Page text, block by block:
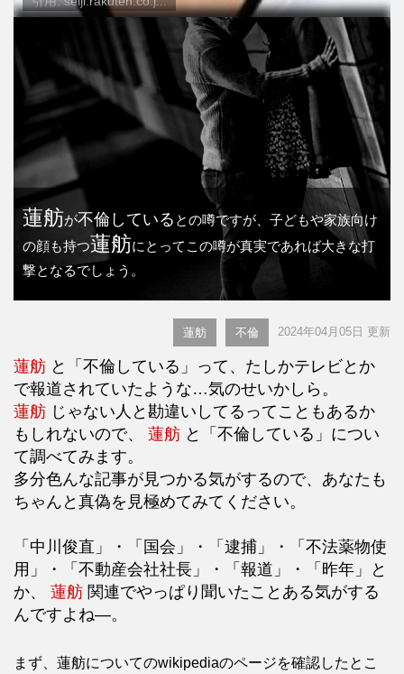
蓮舫が不倫している との噂ですが、子どもや家族向け
の顔も持つ蓮舫にとってこの噂が真実であれば大きな打
撃となるでしょう。
蓮舫 不倫 2024年04月05日 更新
蓮舫 と「不倫している」って、たしかテレビとか
で報道されていたような…気のせいかしら。
蓮舫 じゃない人と勘違いしてるってこともあるか
もしれないので、 蓮舫 と「不倫している」につい
て調べてみます。
多分色んな記事が見つかる気がするので、あなたも
ちゃんと真偽を見極めてみてください。
「中川俊直」・「国会」・「逮捕」・「不法薬物使
用」・「不動産会社社長」・「報道」・「昨年」と
か、 蓮舫 関連でやっぱり聞いたことある気がする
んですよね―。
まず、蓮舫についてのwikipediaのページを確認したとこ